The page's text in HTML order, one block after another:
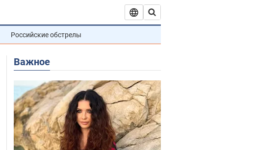
Российские обстрелы
Важное